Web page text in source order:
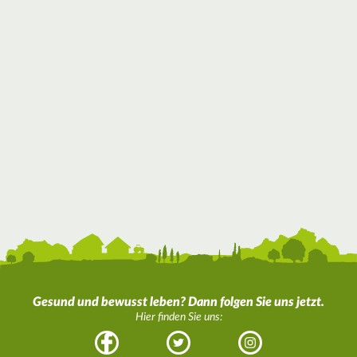
Gesund und bewusst leben? Dann folgen Sie uns jetzt.
Hier finden Sie uns:
Facebook Twitter Instagram